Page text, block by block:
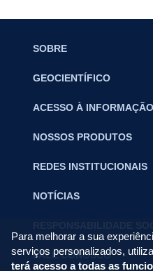
SOBRE
GEOCIENTÍFICO
ACESSO À INFORMAÇÃO
NOSSOS PRODUTOS
REDES INSTITUCIONAIS
NOTÍCIAS
FALE CONOSCO
Para melhorar a sua
serviços personalizados,
terá acesso a todas as